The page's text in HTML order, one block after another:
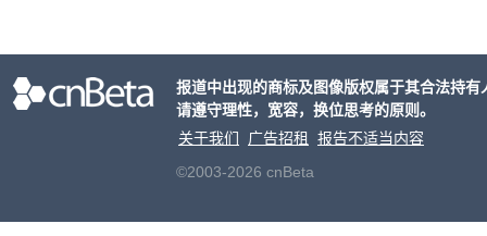
报道中出现的商标及图像版权属于其合法持
请遵守理性，宽容，换位思考的原则。
关于我们
广告招租
报告不适当内容
©2003-2026 cnBeta